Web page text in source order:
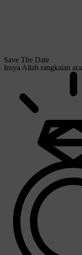
Save The Date
Insya Allah rangkaian